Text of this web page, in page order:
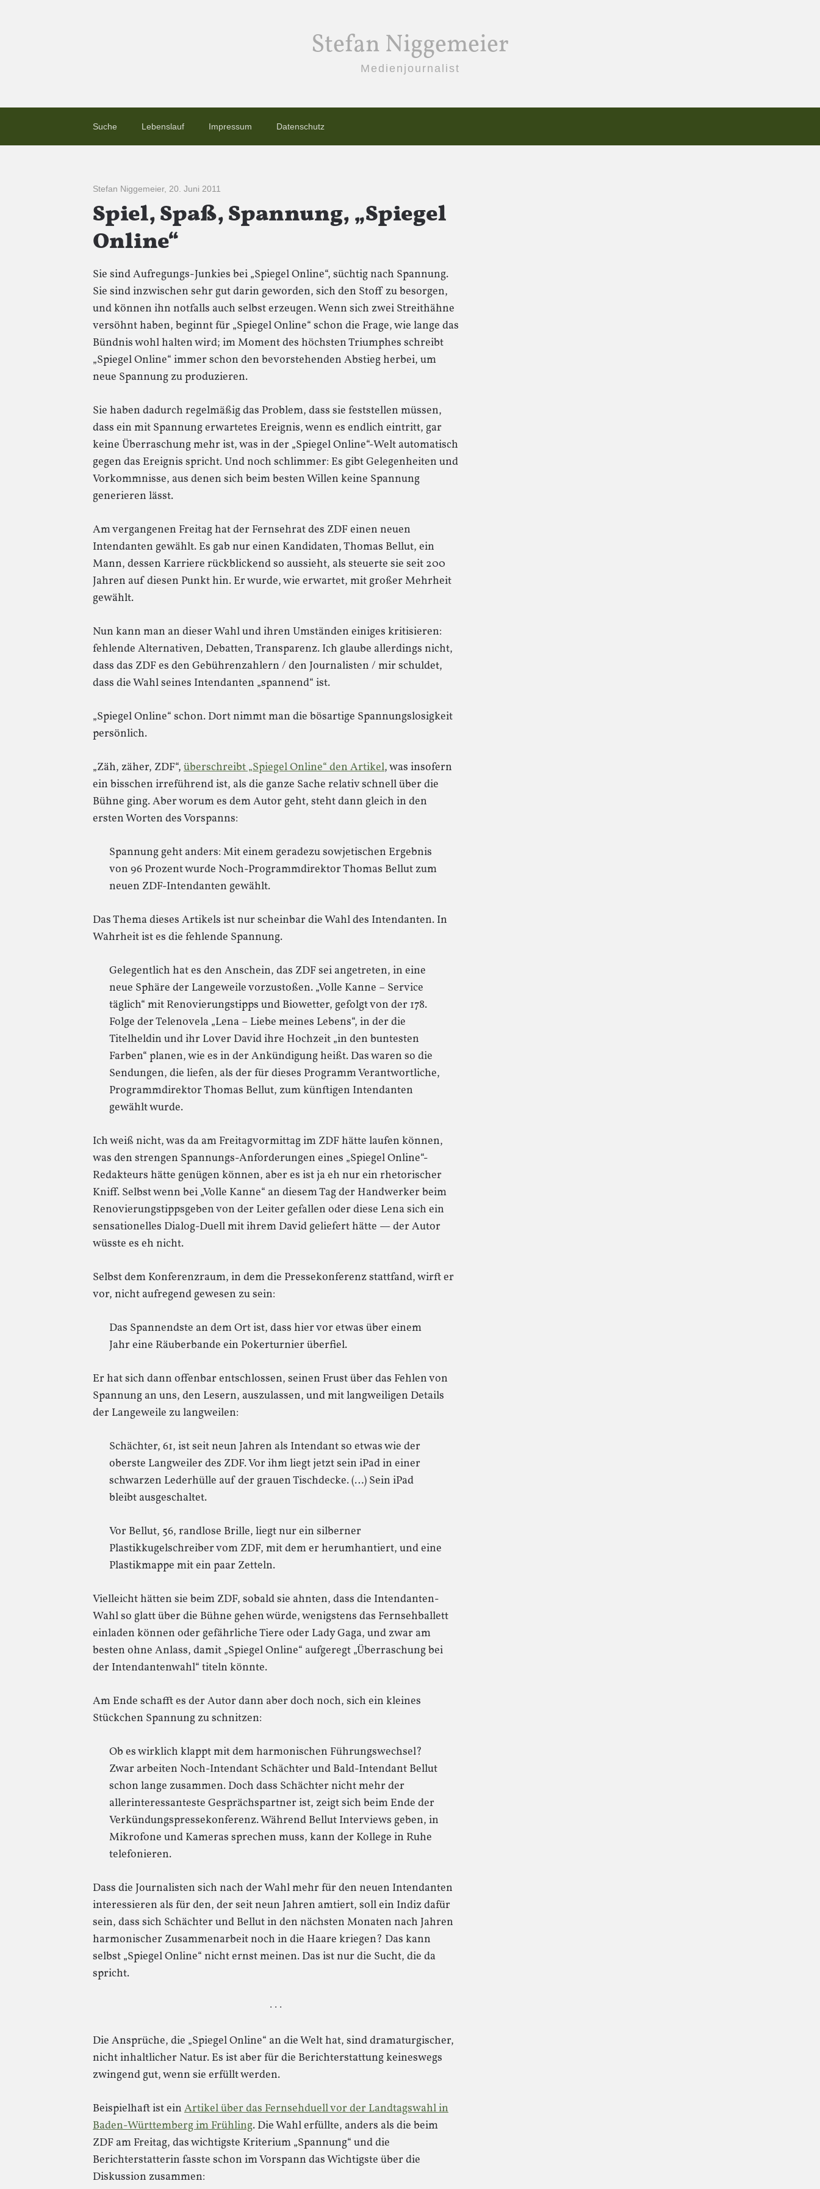
Stefan Niggemeier
Medienjournalist
Suche Lebenslauf Impressum Datenschutz
Stefan Niggemeier, 20. Juni 2011
Spiel, Spaß, Spannung, „Spiegel
Online“
Sie sind Aufregungs-Junkies bei „Spiegel Online“, süchtig nach Spannung.
Sie sind inzwischen sehr gut darin geworden, sich den Stoff zu besorgen,
und können ihn notfalls auch selbst erzeugen. Wenn sich zwei Streithähne
versöhnt haben, beginnt für „Spiegel Online“ schon die Frage, wie lange das
Bündnis wohl halten wird; im Moment des höchsten Triumphes schreibt
„Spiegel Online“ immer schon den bevorstehenden Abstieg herbei, um
neue Spannung zu produzieren.
Sie haben dadurch regelmäßig das Problem, dass sie feststellen müssen,
dass ein mit Spannung erwartetes Ereignis, wenn es endlich eintritt, gar
keine Überraschung mehr ist, was in der „Spiegel Online“-Welt automatisch
gegen das Ereignis spricht. Und noch schlimmer: Es gibt Gelegenheiten und
Vorkommnisse, aus denen sich beim besten Willen keine Spannung
generieren lässt.
Am vergangenen Freitag hat der Fernsehrat des ZDF einen neuen
Intendanten gewählt. Es gab nur einen Kandidaten, Thomas Bellut, ein
Mann, dessen Karriere rückblickend so aussieht, als steuerte sie seit 200
Jahren auf diesen Punkt hin. Er wurde, wie erwartet, mit großer Mehrheit
gewählt.
Nun kann man an dieser Wahl und ihren Umständen einiges kritisieren:
fehlende Alternativen, Debatten, Transparenz. Ich glaube allerdings nicht,
dass das ZDF es den Gebührenzahlern / den Journalisten / mir schuldet,
dass die Wahl seines Intendanten „spannend“ ist.
„Spiegel Online“ schon. Dort nimmt man die bösartige Spannungslosigkeit
persönlich.
„Zäh, zäher, ZDF“, überschreibt „Spiegel Online“ den Artikel, was insofern
ein bisschen irreführend ist, als die ganze Sache relativ schnell über die
Bühne ging. Aber worum es dem Autor geht, steht dann gleich in den
ersten Worten des Vorspanns:
Spannung geht anders: Mit einem geradezu sowjetischen Ergebnis
von 96 Prozent wurde Noch-Programmdirektor Thomas Bellut zum
neuen ZDF-Intendanten gewählt.
Das Thema dieses Artikels ist nur scheinbar die Wahl des Intendanten. In
Wahrheit ist es die fehlende Spannung.
Gelegentlich hat es den Anschein, das ZDF sei angetreten, in eine
neue Sphäre der Langeweile vorzustoßen. „Volle Kanne – Service
täglich“ mit Renovierungstipps und Biowetter, gefolgt von der 178.
Folge der Telenovela „Lena – Liebe meines Lebens“, in der die
Titelheldin und ihr Lover David ihre Hochzeit „in den buntesten
Farben“ planen, wie es in der Ankündigung heißt. Das waren so die
Sendungen, die liefen, als der für dieses Programm Verantwortliche,
Programmdirektor Thomas Bellut, zum künftigen Intendanten
gewählt wurde.
Ich weiß nicht, was da am Freitagvormittag im ZDF hätte laufen können,
was den strengen Spannungs-Anforderungen eines „Spiegel Online“-
Redakteurs hätte genügen können, aber es ist ja eh nur ein rhetorischer
Kniff. Selbst wenn bei „Volle Kanne“ an diesem Tag der Handwerker beim
Renovierungstippsgeben von der Leiter gefallen oder diese Lena sich ein
sensationelles Dialog-Duell mit ihrem David geliefert hätte — der Autor
wüsste es eh nicht.
Selbst dem Konferenzraum, in dem die Pressekonferenz stattfand, wirft er
vor, nicht aufregend gewesen zu sein:
Das Spannendste an dem Ort ist, dass hier vor etwas über einem
Jahr eine Räuberbande ein Pokerturnier überfiel.
Er hat sich dann offenbar entschlossen, seinen Frust über das Fehlen von
Spannung an uns, den Lesern, auszulassen, und mit langweiligen Details
der Langeweile zu langweilen:
Schächter, 61, ist seit neun Jahren als Intendant so etwas wie der
oberste Langweiler des ZDF. Vor ihm liegt jetzt sein iPad in einer
schwarzen Lederhülle auf der grauen Tischdecke. (…) Sein iPad
bleibt ausgeschaltet.
Vor Bellut, 56, randlose Brille, liegt nur ein silberner
Plastikkugelschreiber vom ZDF, mit dem er herumhantiert, und eine
Plastikmappe mit ein paar Zetteln.
Vielleicht hätten sie beim ZDF, sobald sie ahnten, dass die Intendanten-
Wahl so glatt über die Bühne gehen würde, wenigstens das Fernsehballett
einladen können oder gefährliche Tiere oder Lady Gaga, und zwar am
besten ohne Anlass, damit „Spiegel Online“ aufgeregt „Überraschung bei
der Intendantenwahl“ titeln könnte.
Am Ende schafft es der Autor dann aber doch noch, sich ein kleines
Stückchen Spannung zu schnitzen:
Ob es wirklich klappt mit dem harmonischen Führungswechsel?
Zwar arbeiten Noch-Intendant Schächter und Bald-Intendant Bellut
schon lange zusammen. Doch dass Schächter nicht mehr der
allerinteressanteste Gesprächspartner ist, zeigt sich beim Ende der
Verkündungspressekonferenz. Während Bellut Interviews geben, in
Mikrofone und Kameras sprechen muss, kann der Kollege in Ruhe
telefonieren.
Dass die Journalisten sich nach der Wahl mehr für den neuen Intendanten
interessieren als für den, der seit neun Jahren amtiert, soll ein Indiz dafür
sein, dass sich Schächter und Bellut in den nächsten Monaten nach Jahren
harmonischer Zusammenarbeit noch in die Haare kriegen? Das kann
selbst „Spiegel Online“ nicht ernst meinen. Das ist nur die Sucht, die da
spricht.
· · ·
Die Ansprüche, die „Spiegel Online“ an die Welt hat, sind dramaturgischer,
nicht inhaltlicher Natur. Es ist aber für die Berichterstattung keineswegs
zwingend gut, wenn sie erfüllt werden.
Beispielhaft ist ein Artikel über das Fernsehduell vor der Landtagswahl in
Baden-Württemberg im Frühling. Die Wahl erfüllte, anders als die beim
ZDF am Freitag, das wichtigste Kriterium „Spannung“ und die
Berichterstatterin fasste schon im Vorspann das Wichtigste über die
Diskussion zusammen: